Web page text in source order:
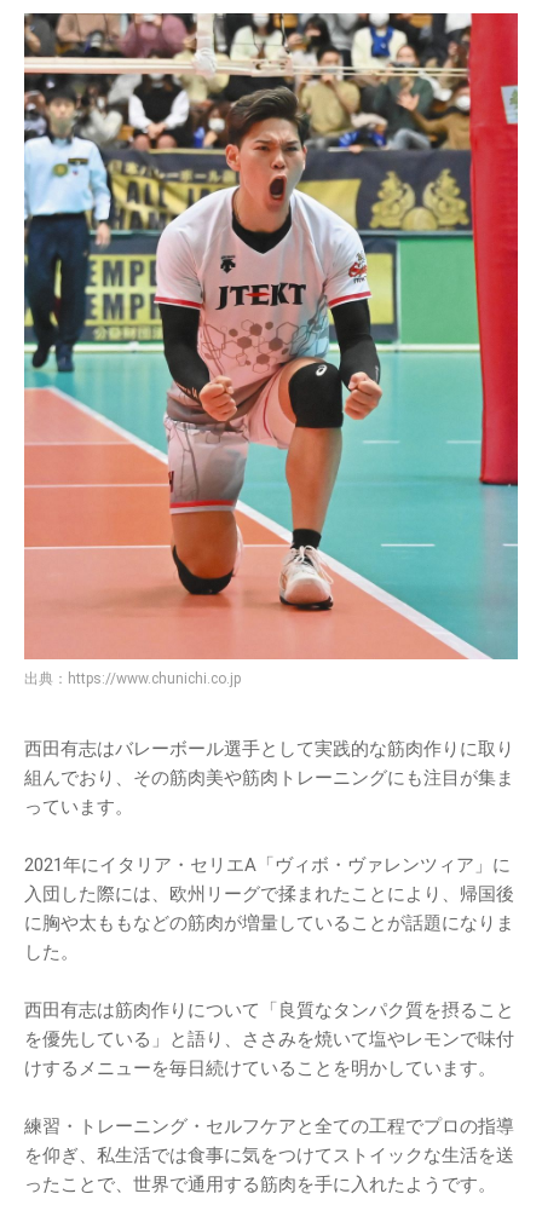
出典： https://www.chunichi.co.jp
西田有志はバレーボール選手として実践的な筋肉作りに取り
組んでおり、その筋肉美や筋肉トレーニングにも注目が集ま
っています。
2021年にイタリア・セリエA「ヴィボ・ヴァレンツィア」に
入団した際には、欧州リーグで揉まれたことにより、帰国後
に胸や太ももなどの筋肉が増量していることが話題になりま
した。
西田有志は筋肉作りについて「良質なタンパク質を摂ること
を優先している」と語り、ささみを焼いて塩やレモンで味付
けするメニューを毎日続けていることを明かしています。
練習・トレーニング・セルフケアと全ての工程でプロの指導
を仰ぎ、私生活では食事に気をつけてストイックな生活を送
ったことで、世界で通用する筋肉を手に入れたようです。